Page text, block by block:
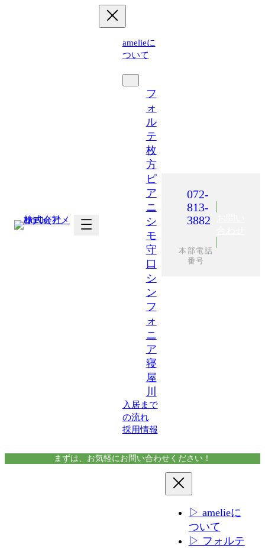
amelieに
ついて
フ
ォ
ル
テ
枚
方
ピ
ア
ニ
シ
モ
守
口
シ
ン
フ
ォ
ニ
ア
寝
屋
川
入居まで
の流れ
採用情報
072-
813-
3882
本部電話
番号
まずは、お気軽にお問い合わせください！
▷ amelieに
ついて
▷ フォルテ